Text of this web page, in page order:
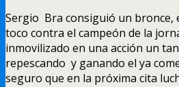
Sergio Bra consiguió un bronce,
toco contra el campeón de la
inmovilizado en una acción un
repescando y ganando el ya
seguro que en la próxima cita